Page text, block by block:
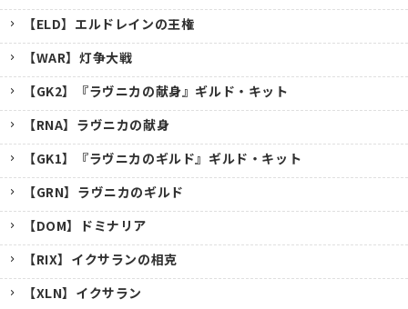
【ELD】エルドレインの王権
【WAR】灯争大戦
【GK2】『ラヴニカの献身』ギルド・キット
【RNA】ラヴニカの献身
【GK1】『ラヴニカのギルド』ギルド・キット
【GRN】ラヴニカのギルド
【DOM】ドミナリア
【RIX】イクサランの相克
【XLN】イクサラン